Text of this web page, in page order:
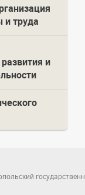
и труда
и